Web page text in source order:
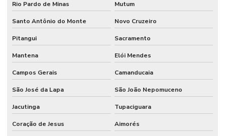
Rio Pardo de Minas Mutum
Santo Antônio do Monte Novo Cruzeiro
Pitangui Sacramento
Mantena Elói Mendes
Campos Gerais Camanducaia
São José da Lapa São João Nepomuceno
Jacutinga Tupaciguara
Coração de Jesus Aimorés